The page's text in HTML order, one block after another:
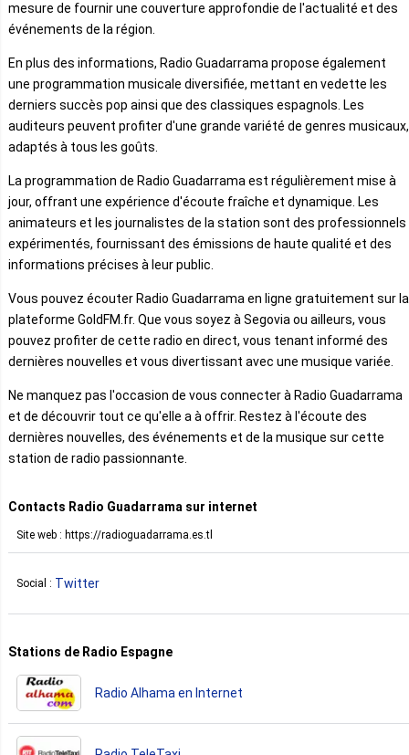
mesure de fournir une couverture approfondie de l'actualité et des
événements de la région.
En plus des informations, Radio Guadarrama propose également
une programmation musicale diversifiée, mettant en vedette les
derniers succès pop ainsi que des classiques espagnols. Les
auditeurs peuvent profiter d'une grande variété de genres musicaux,
adaptés à tous les goûts.
La programmation de Radio Guadarrama est régulièrement mise à
jour, offrant une expérience d'écoute fraîche et dynamique. Les
animateurs et les journalistes de la station sont des professionnels
expérimentés, fournissant des émissions de haute qualité et des
informations précises à leur public.
Vous pouvez écouter Radio Guadarrama en ligne gratuitement sur la
plateforme GoldFM.fr. Que vous soyez à Segovia ou ailleurs, vous
pouvez profiter de cette radio en direct, vous tenant informé des
dernières nouvelles et vous divertissant avec une musique variée.
Ne manquez pas l'occasion de vous connecter à Radio Guadarrama
et de découvrir tout ce qu'elle a à offrir. Restez à l'écoute des
dernières nouvelles, des événements et de la musique sur cette
station de radio passionnante.
Contacts Radio Guadarrama sur internet
Site web : https://radioguadarrama.es.tl
Social : Twitter
Stations de Radio Espagne
Radio Alhama en Internet